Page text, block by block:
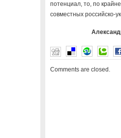
потенциал, то, по
совместных российско-
Comments are closed.